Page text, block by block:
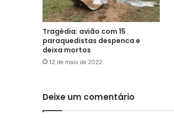
Tragédia: avião com 15
paraquedistas despenca e
deixa mortos
12 de maio de 2022
Deixe um comentário